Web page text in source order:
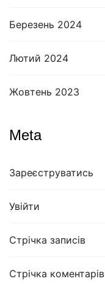
Березень 2024
Лютий 2024
Жовтень 2023
Meta
Зареєструватись
Увійти
Стрічка записів
Стрічка коментарів